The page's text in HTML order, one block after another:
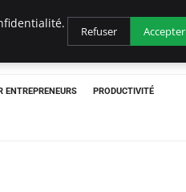
ENTREPRENEURS PRODUCTIVITÉ
Refuser Accepter